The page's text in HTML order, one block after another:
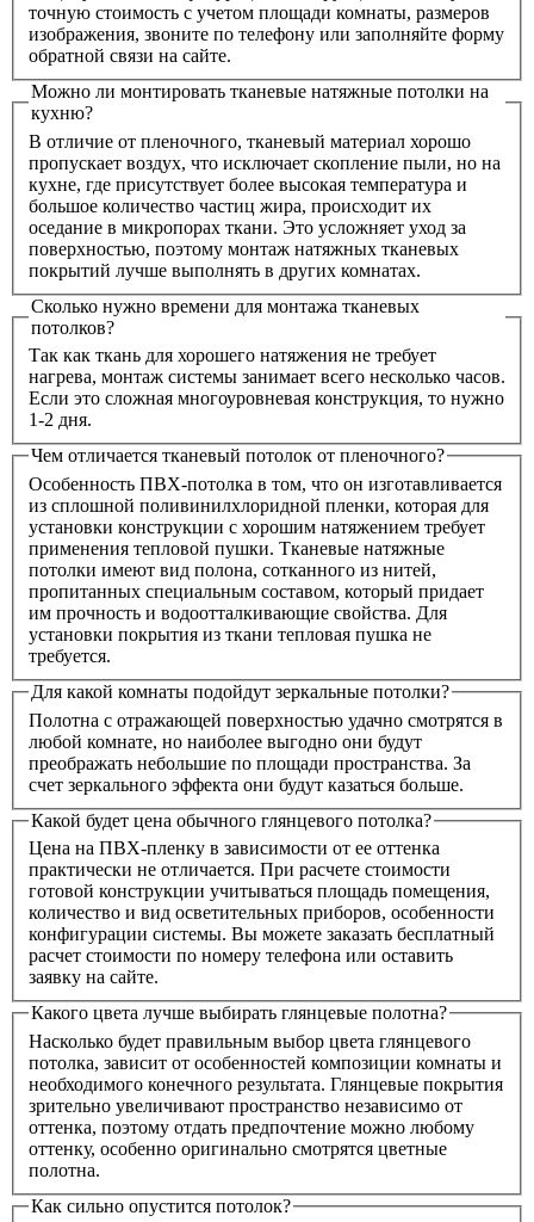
точную стоимость с учетом площади комнаты, размеров
изображения, звоните по телефону или заполняйте форму
обратной связи на сайте.
Можно ли монтировать тканевые натяжные потолки на
кухню?
В отличие от пленочного, тканевый материал хорошо
пропускает воздух, что исключает скопление пыли, но на
кухне, где присутствует более высокая температура и
большое количество частиц жира, происходит их
оседание в микропорах ткани. Это усложняет уход за
поверхностью, поэтому монтаж натяжных тканевых
покрытий лучше выполнять в других комнатах.
Сколько нужно времени для монтажа тканевых
потолков?
Так как ткань для хорошего натяжения не требует
нагрева, монтаж системы занимает всего несколько часов.
Если это сложная многоуровневая конструкция, то нужно
1-2 дня.
Чем отличается тканевый потолок от пленочного?
Особенность ПВХ-потолка в том, что он изготавливается
из сплошной поливинилхлоридной пленки, которая для
установки конструкции с хорошим натяжением требует
применения тепловой пушки. Тканевые натяжные
потолки имеют вид полона, сотканного из нитей,
пропитанных специальным составом, который придает
им прочность и водоотталкивающие свойства. Для
установки покрытия из ткани тепловая пушка не
требуется.
Для какой комнаты подойдут зеркальные потолки?
Полотна с отражающей поверхностью удачно смотрятся в
любой комнате, но наиболее выгодно они будут
преображать небольшие по площади пространства. За
счет зеркального эффекта они будут казаться больше.
Какой будет цена обычного глянцевого потолка?
Цена на ПВХ-пленку в зависимости от ее оттенка
практически не отличается. При расчете стоимости
готовой конструкции учитываться площадь помещения,
количество и вид осветительных приборов, особенности
конфигурации системы. Вы можете заказать бесплатный
расчет стоимости по номеру телефона или оставить
заявку на сайте.
Какого цвета лучше выбирать глянцевые полотна?
Насколько будет правильным выбор цвета глянцевого
потолка, зависит от особенностей композиции комнаты и
необходимого конечного результата. Глянцевые покрытия
зрительно увеличивают пространство независимо от
оттенка, поэтому отдать предпочтение можно любому
оттенку, особенно оригинально смотрятся цветные
полотна.
Как сильно опустится потолок?